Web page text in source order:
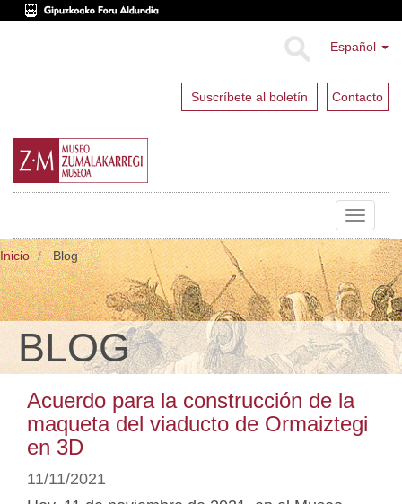
Español
Suscríbete al boletín Contacto
Toggle
Inicio Blog
BLOG
Acuerdo para la construcción de la
maqueta del viaducto de Ormaiztegi
en 3D
11/11/2021